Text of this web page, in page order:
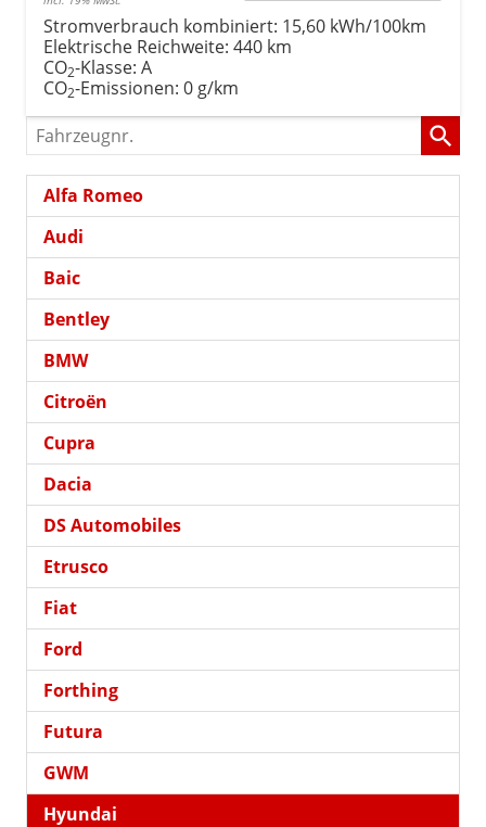
Stromverbrauch kombiniert: 15,60 kWh/100km
Elektrische Reichweite: 440 km
CO2-Klasse: A
CO2-Emissionen: 0 g/km
Fahrzeugnr.
Alfa Romeo
Audi
Baic
Bentley
BMW
Citroën
Cupra
Dacia
DS Automobiles
Etrusco
Fiat
Ford
Forthing
Futura
GWM
Hyundai